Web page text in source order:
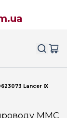
Lancer IX
MMC